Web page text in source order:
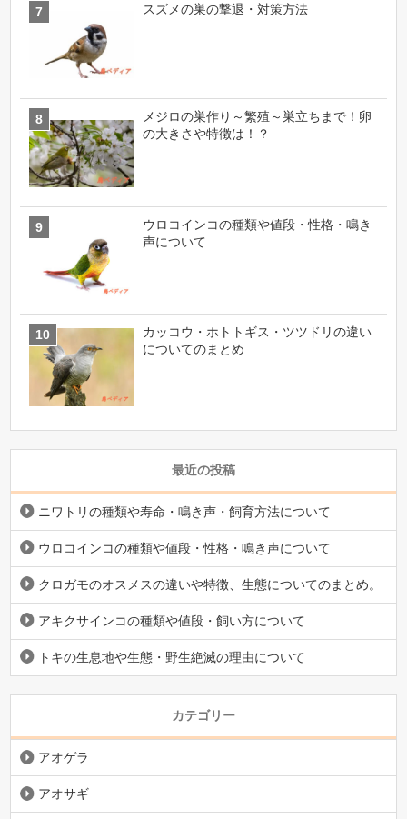
スズメの巣の撃退・対策方法
メジロの巣作り～繁殖～巣立ちまで！卵
の大きさや特徴は！？
ウロコインコの種類や値段・性格・鳴き
声について
カッコウ・ホトトギス・ツツドリの違い
についてのまとめ
最近の投稿
ニワトリの種類や寿命・鳴き声・飼育方法について
ウロコインコの種類や値段・性格・鳴き声について
クロガモのオスメスの違いや特徴、生態についてのまとめ。
アキクサインコの種類や値段・飼い方について
トキの生息地や生態・野生絶滅の理由について
カテゴリー
アオゲラ
アオサギ